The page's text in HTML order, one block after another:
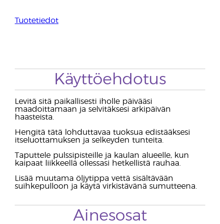
Tuotetiedot
Käyttöehdotus
Levitä sitä paikallisesti iholle päivääsi
maadoittamaan ja selvitäksesi arkipäivän
haasteista.
Hengitä tätä lohduttavaa tuoksua edistääksesi
itseluottamuksen ja selkeyden tunteita.
Taputtele pulssipisteille ja kaulan alueelle, kun
kaipaat liikkeellä ollessasi hetkellistä rauhaa.
Lisää muutama öljytippa vettä sisältävään
suihkepulloon ja käytä virkistävänä sumutteena.
Ainesosat